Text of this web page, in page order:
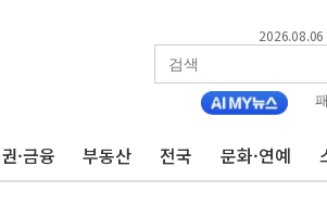
2026.08.06
·금융 부동산 전국 문화·연예
·영업익 1037억원…상반기 역대 최대